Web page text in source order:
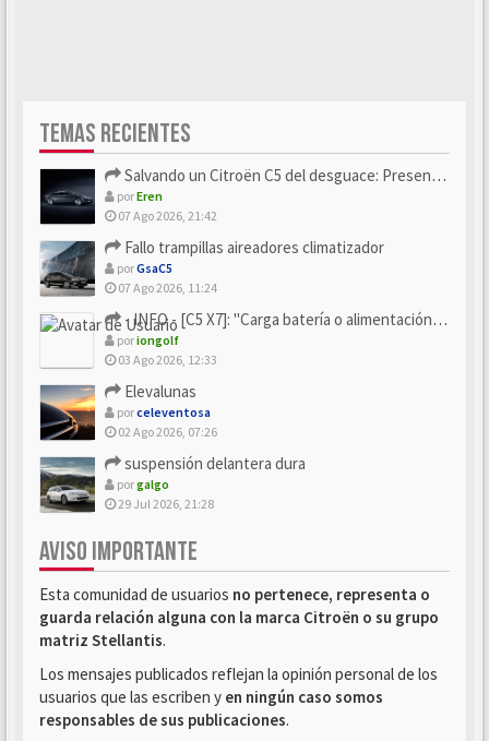
TEMAS RECIENTES
Salvando un Citroën C5 del desguace: Presentación y seguimiento
porEren
07 Ago 2026, 21:42
Fallo trampillas aireadores climatizador
porGsaC5
07 Ago 2026, 11:24
- INFO - [C5 X7]: "Carga batería o alimentación eléctri...
poriongolf
03 Ago 2026, 12:33
Elevalunas
porceleventosa
02 Ago 2026, 07:26
suspensión delantera dura
porgalgo
29 Jul 2026, 21:28
AVISO IMPORTANTE
Esta comunidad de usuarios no pertenece, representa o
guarda relación alguna con la marca Citroën o su grupo
matriz Stellantis.
Los mensajes publicados reflejan la opinión personal de los
usuarios que las escriben y en ningún caso somos
responsables de sus publicaciones.